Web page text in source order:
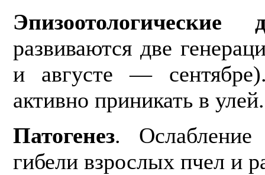
Эпизоотологические
развиваются две
и августе —
активно приникать в улей.
Патогенез.
гибели взрослых пчел и